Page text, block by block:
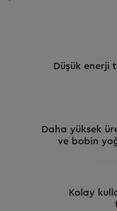
Düşük enerji
Daha yüksek
ve bobin
Kolay